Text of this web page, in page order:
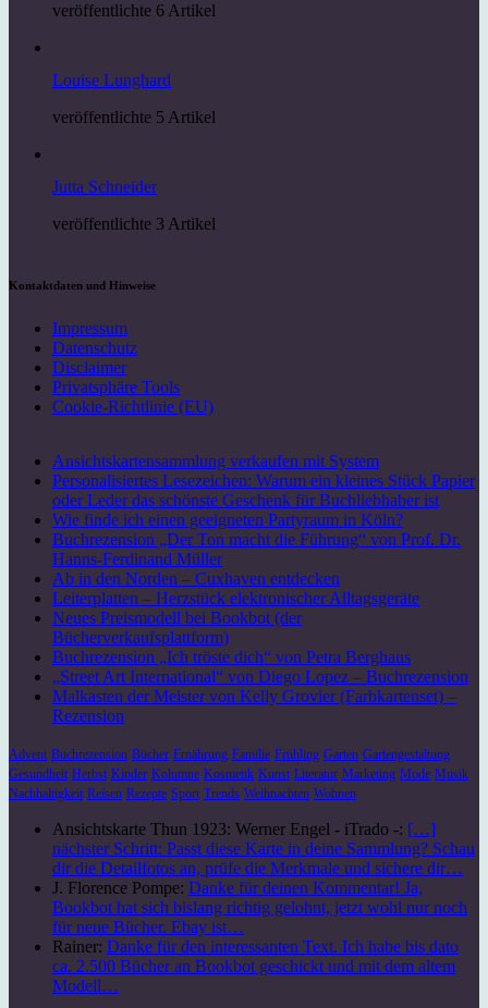
veröffentlichte 6 Artikel
Louise Lunghard
veröffentlichte 5 Artikel
Jutta Schneider
veröffentlichte 3 Artikel
Kontaktdaten und Hinweise
Impressum
Datenschutz
Disclaimer
Privatsphäre Tools
Cookie-Richtlinie (EU)
Ansichtskartensammlung verkaufen mit System
Personalisiertes Lesezeichen: Warum ein kleines Stück Papier
oder Leder das schönste Geschenk für Buchliebhaber ist
Wie finde ich einen geeigneten Partyraum in Köln?
Buchrezension „Der Ton macht die Führung“ von Prof. Dr.
Hanns-Ferdinand Müller
Ab in den Norden – Cuxhaven entdecken
Leiterplatten – Herzstück elektronischer Alltagsgeräte
Neues Preismodell bei Bookbot (der
Bücherverkaufsplattform)
Buchrezension „Ich tröste dich“ von Petra Berghaus
„Street Art International“ von Diego Lopez – Buchrezension
Malkasten der Meister von Kelly Grovier (Farbkartenset) –
Rezension
Advent Buchrezension Bücher Ernährung Familie Frühling Garten Gartengestaltung
Gesundheit Herbst Kinder Kolumne Kosmetik Kunst Literatur Marketing Mode Musik
Nachhaltigkeit Reisen Rezepte Sport Trends Weihnachten Wohnen
Ansichtskarte Thun 1923: Werner Engel - iTrado -: […]
nächster Schritt: Passt diese Karte in deine Sammlung? Schau
dir die Detailfotos an, prüfe die Merkmale und sichere dir…
J. Florence Pompe: Danke für deinen Kommentar! Ja,
Bookbot hat sich bislang richtig gelohnt, jetzt wohl nur noch
für neue Bücher. Ebay ist…
Rainer: Danke für den interessanten Text. Ich habe bis dato
ca. 2.500 Bücher an Bookbot geschickt und mit dem altem
Modell…